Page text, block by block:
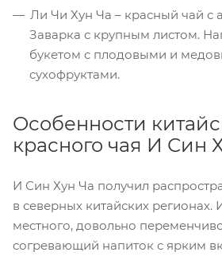
Ли Чи Хун Ча – красный чай с
Заварка с крупным листом.
букетом с плодовыми и
сухофруктами.
Особенности
красного чая И Син
И Син Хун Ча получил
в северных китайских регионах.
местного, довольно
согревающий напиток с ярким